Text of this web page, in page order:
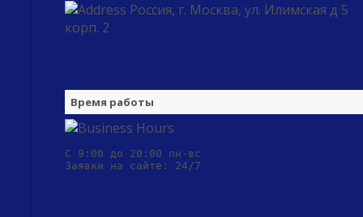
Россия, г. Москва, ул. Илимская д 5
корп. 2
Время работы
С 9:00 до 20:00 пн-вс
Заявки на сайте: 24/7